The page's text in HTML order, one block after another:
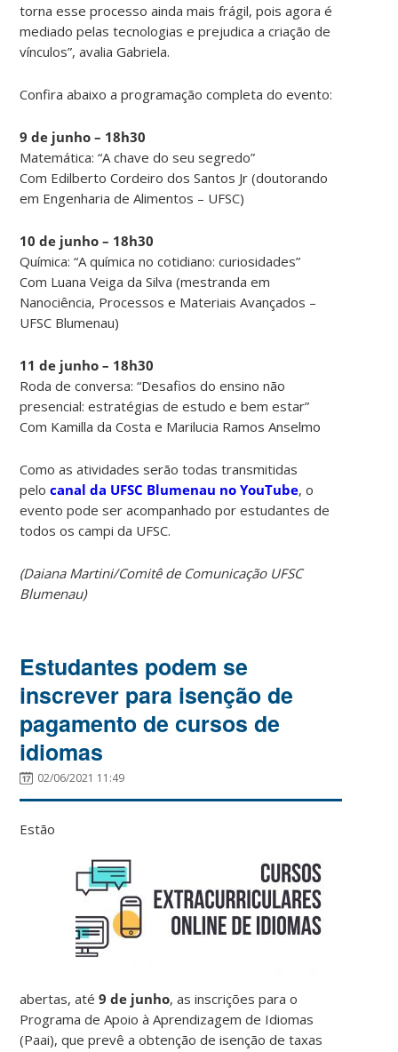
torna esse processo ainda mais frágil, pois agora é
mediado pelas tecnologias e prejudica a criação de
vínculos”, avalia Gabriela.
Confira abaixo a programação completa do evento:
9 de junho – 18h30
Matemática: “A chave do seu segredo”
Com Edilberto Cordeiro dos Santos Jr (doutorando
em Engenharia de Alimentos – UFSC)
10 de junho – 18h30
Química: “A química no cotidiano: curiosidades”
Com Luana Veiga da Silva (mestranda em
Nanociência, Processos e Materiais Avançados –
UFSC Blumenau)
11 de junho – 18h30
Roda de conversa: “Desafios do ensino não
presencial: estratégias de estudo e bem estar”
Com Kamilla da Costa e Marilucia Ramos Anselmo
Como as atividades serão todas transmitidas
pelocanal da UFSC Blumenau no YouTube, o
evento pode ser acompanhado por estudantes de
todos os campi da UFSC.
(Daiana Martini/Comitê de Comunicação UFSC
Blumenau)
Estudantes podem se
inscrever para isenção de
pagamento de cursos de
idiomas
02/06/2021 11:49
Estão
abertas, até9 de junho, as inscrições para o
Programa de Apoio à Aprendizagem de Idiomas
(Paai), que prevê a obtenção de isenção de taxas